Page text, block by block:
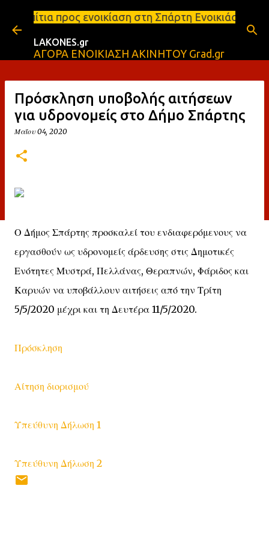
Μετάβαση στο κύριο περιεχόμενο
στη Σπάρτη Ενοικιάσεις
LAKONES.gr
ΑΓΟΡΑ ΕΝΟΙΚΙΑΣΗ ΑΚΙΝΗΤΟΥ Grad.gr
Πρόσκληση υποβολής αιτήσεων
για υδρονομείς στο Δήμο Σπάρτης
Μαΐου 04, 2020
Ο Δήμος Σπάρτης προσκαλεί του ενδιαφερόμενους να
εργασθούν ως υδρονομείς άρδευσης στις Δημοτικές
Ενότητες Μυστρά, Πελλάνας, Θεραπνών, Φάριδος και
Καρυών να υποβάλλουν αιτήσεις από την Τρίτη
5/5/2020 μέχρι και τη Δευτέρα 11/5/2020.
Πρόσκληση
Αίτηση διορισμού
Υπεύθυνη Δήλωση 1
Υπεύθυνη Δήλωση 2